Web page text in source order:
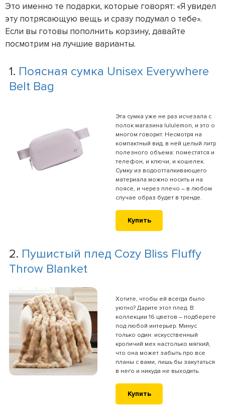
Это именно те подарки, которые говорят: «Я увидел
эту потрясающую вещь и сразу подумал о тебе».
Если вы готовы пополнить корзину, давайте
посмотрим на лучшие варианты.
1. Поясная сумка Unisex Everywhere
Belt Bag
Эта сумка уже не раз исчезала с
полок магазина lululemon, и это о
многом говорит. Несмотря на
компактный вид, в ней целый литр
полезного объема: поместятся и
телефон, и ключи, и кошелек.
Сумку из водоотталкивающего
материала можно носить и на
поясе, и через плечо – в любом
случае образ будет в тренде.
Купить
2. Пушистый плед Cozy Bliss Fluffy
Throw Blanket
Хотите, чтобы ей всегда было
уютно? Дарите этот плед. В
коллекции 16 цветов – подберете
под любой интерьер. Минус
только один: искусственный
кроличий мех настолько мягкий,
что она может забыть про все
планы с вами, лишь бы закутаться
в него и никуда не выходить.
Купить